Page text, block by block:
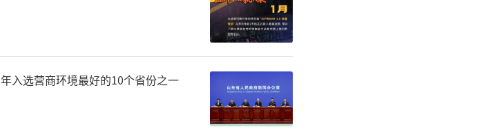
梯队培育体系，2025年
平台13家、平台总数达到
。
入选营商环境最好的10个省份之一